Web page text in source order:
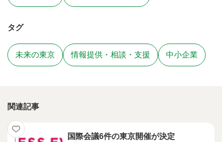
タグ
未来の東京 情報提供・相談・支援 中小企業
関連記事
国際会議6件の東京開催が決定